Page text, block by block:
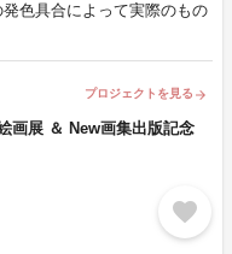
具合によって実際のもの
プロジェクトを見る arrow_forward
展 ＆ New画集出版記念
favorite